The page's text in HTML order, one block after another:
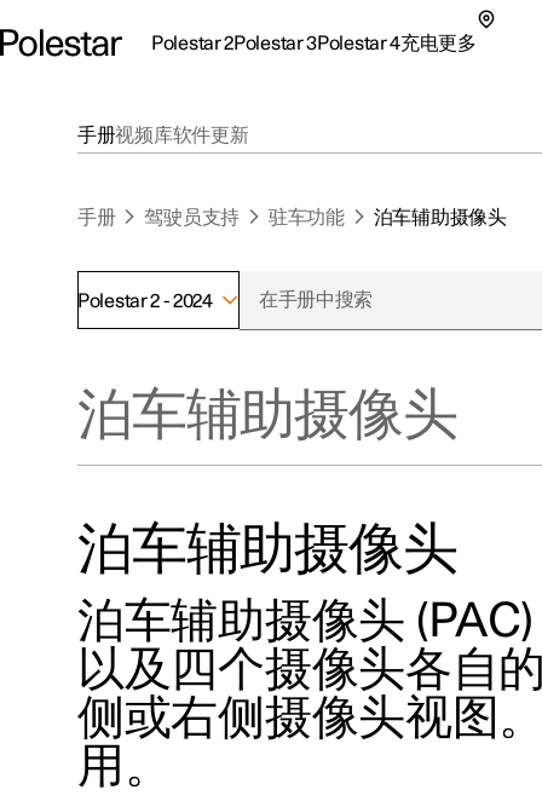
Polestar 2Polestar 3Polestar 4充电更多
探索Polestar 2
联系我们
探索Polestar 3
探索Polestar 4
探索充电
公共充电
车主服务
可持续性
新闻
（在新窗
手册视频库软件更新
手册 驾驶员支持 驻车功能 泊车辅助摄像头
Polestar 2 - 2024
泊车辅助摄像头
泊车辅助摄像头
泊车辅助摄像头
以及四个摄像头各自
侧或右侧摄像头视图
用。